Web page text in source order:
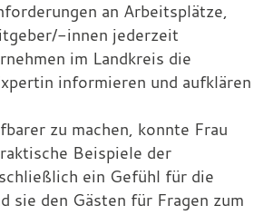
an Arbeitsplätze,
innen jederzeit
im Landkreis die
informieren und aufklären
zu machen, konnte Frau
Beispiele der
ein Gefühl für die
sie den Gästen für Fragen zum